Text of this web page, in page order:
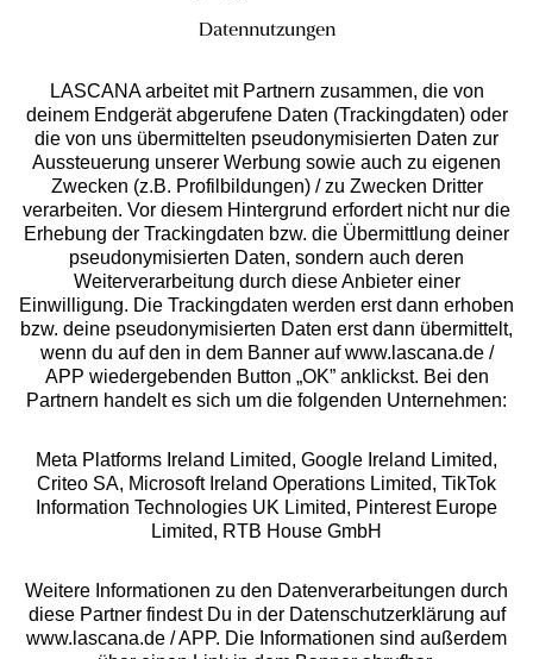
Services
Beratung
Über uns
Rechtliches
Alle Preise inkl. MwSt., zzgl.
Versandkosten
** Bonität vorausgesetzt, berechtigt zur Bonitätsprüfung
Datennutzungen
LASCANA arbeitet mit Partnern zusammen, die von
deinem Endgerät abgerufene Daten (Trackingdaten) oder
die von uns übermittelten pseudonymisierten Daten zur
Aussteuerung unserer Werbung sowie auch zu eigenen
Zwecken (z.B. Profilbildungen) / zu Zwecken Dritter
verarbeiten. Vor diesem Hintergrund erfordert nicht nur die
Erhebung der Trackingdaten bzw. die Übermittlung deiner
pseudonymisierten Daten, sondern auch deren
Weiterverarbeitung durch diese Anbieter einer
Einwilligung. Die Trackingdaten werden erst dann erhoben
bzw. deine pseudonymisierten Daten erst dann übermittelt,
wenn du auf den in dem Banner auf www.lascana.de /
APP wiedergebenden Button „OK” anklickst. Bei den
Partnern handelt es sich um die folgenden Unternehmen:
Meta Platforms Ireland Limited, Google Ireland Limited,
Criteo SA, Microsoft Ireland Operations Limited, TikTok
Information Technologies UK Limited, Pinterest Europe
Limited, RTB House GmbH
Weitere Informationen zu den Datenverarbeitungen durch
diese Partner findest Du in der Datenschutzerklärung auf
www.lascana.de / APP. Die Informationen sind außerdem